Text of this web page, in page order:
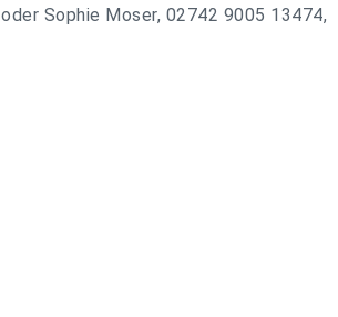
oder Sophie Moser, 02742 9005 13474,